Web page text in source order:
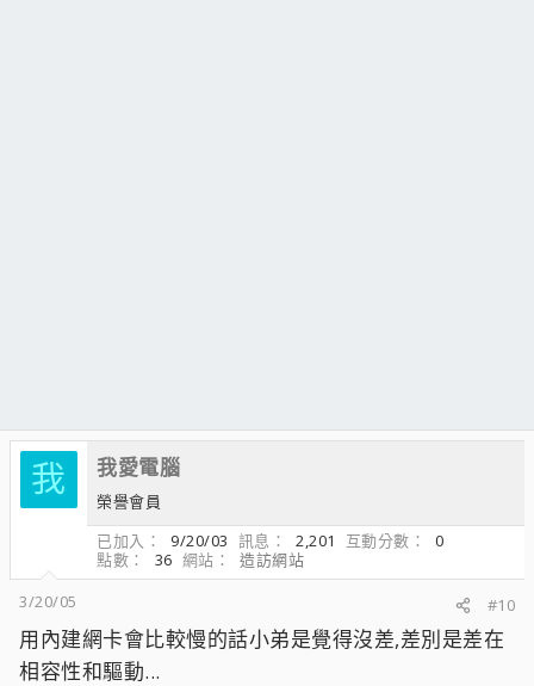
我 我愛電腦
榮譽會員
已加入
9/20/03 訊息 2,201 互動分數
0
點數
36 網站
造訪網站
3/20/05
#10
用內建網卡會比較慢的話小弟是覺得沒差,差別是差在
相容性和驅動...